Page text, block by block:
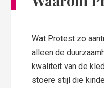
Wat Protest zo
alleen de
kwaliteit van de
stoere stijl die